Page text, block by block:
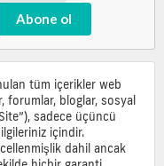
Abone ol
tüm içerikler web
forumlar, bloglar, sosyal
sadece üçüncü
içindir.
dahil ancak